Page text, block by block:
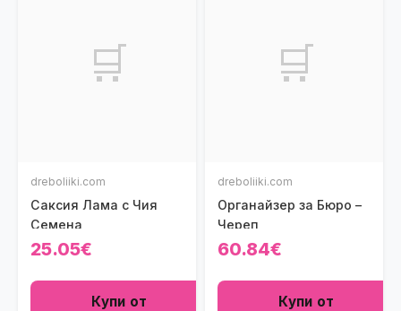
🛒
dreboliiki.com
Саксия Лама с Чия
Семена
25.05€
Купи от
🛒
dreboliiki.com
Органайзер за Бюро –
Череп
60.84€
Купи от